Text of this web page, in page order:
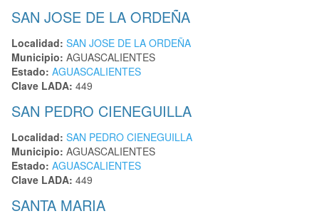
SAN JOSE DE LA ORDEÑA
Localidad: SAN JOSE DE LA ORDEÑA
Municipio: AGUASCALIENTES
Estado: AGUASCALIENTES
Clave LADA: 449
SAN PEDRO CIENEGUILLA
Localidad: SAN PEDRO CIENEGUILLA
Municipio: AGUASCALIENTES
Estado: AGUASCALIENTES
Clave LADA: 449
SANTA MARIA